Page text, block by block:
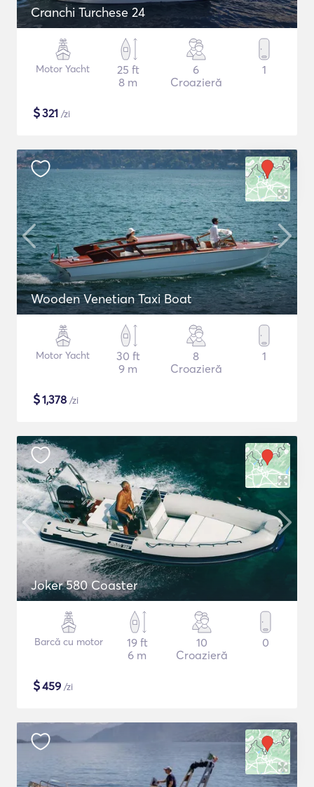
Cranchi Turchese 24
Motor Yacht
25 ft
8 m
6
Croazieră
1
$321 /zi
Wooden Venetian Taxi Boat
Motor Yacht
30 ft
9 m
8
Croazieră
1
$1,378 /zi
Joker 580 Coaster
Barcă cu motor
19 ft
6 m
10
Croazieră
0
$459 /zi